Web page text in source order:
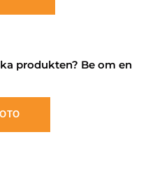
produkten? Be om en